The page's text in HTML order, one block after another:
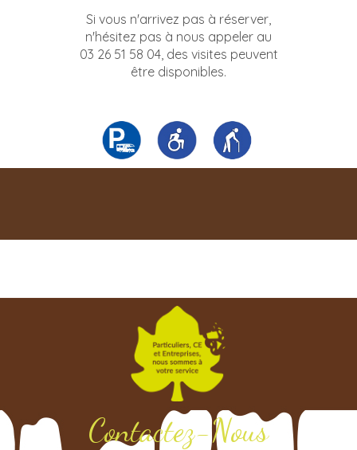
Si vous n'arrivez pas à réserver,
n'hésitez pas à nous appeler au
03 26 51 58 04, des visites peuvent
être disponibles.
Contactez-Nous